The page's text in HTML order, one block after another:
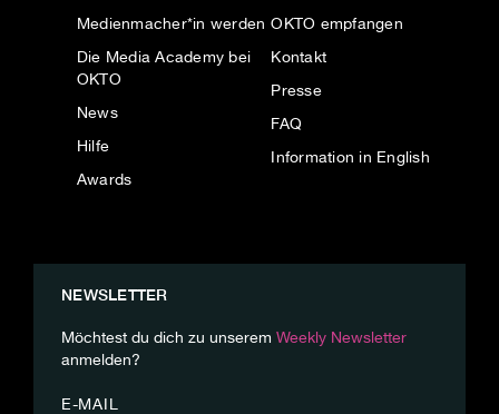
Medienmacher*in werden
Die Media Academy bei
OKTO
News
Hilfe
Awards
OKTO empfangen
Kontakt
Presse
FAQ
Information in English
NEWSLETTER
Möchtest du dich zu unserem Weekly Newsletter
anmelden?
E-MAIL